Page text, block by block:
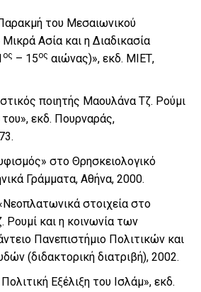
του Μεσαιωνικού
Ασία και η Διαδικασία
ος – 15ος αιώνας)», εκδ. ΜΙΕΤ,
ποιητής Μαουλάνα Τζ. Ρούμι
του», εκδ. Πουρναράς,
στο Θρησκειολογικό
Γράμματα, Αθήνα, 2000.
στοιχεία στο
Ρουμί και η κοινωνία των
Πανεπιστήμιο Πολιτικών και
(διδακτορική διατριβή), 2002.
Εξέλιξη του Ισλάμ», εκδ.